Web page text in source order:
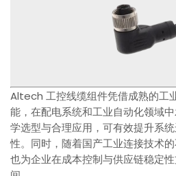
Altech 工控线缆组件凭借成熟的工
能，在配电系统和工业自动化领域
学选型与合理应用，可有效提升系
性。同时，随着国产工业连接技术
也为企业在成本控制与供应链稳定